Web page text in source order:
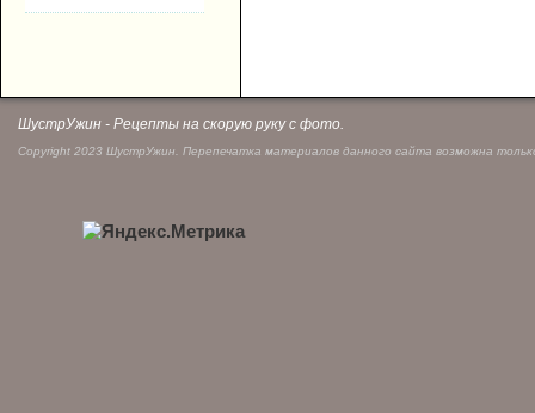
ШустрУжин - Рецепты на скорую руку с фото.
Copyright 2023 ШустрУжин. Перепечатка материалов данного сайта возможна